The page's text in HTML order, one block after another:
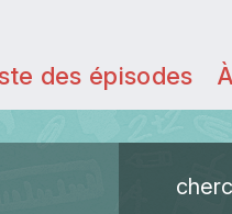
des épisodes